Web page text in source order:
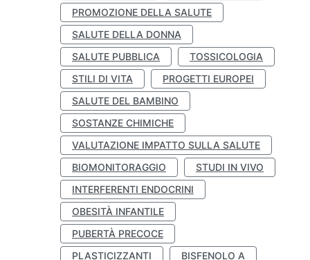
PROMOZIONE DELLA SALUTE
SALUTE DELLA DONNA
SALUTE PUBBLICA
TOSSICOLOGIA
STILI DI VITA
PROGETTI EUROPEI
SALUTE DEL BAMBINO
SOSTANZE CHIMICHE
VALUTAZIONE IMPATTO SULLA SALUTE
BIOMONITORAGGIO
STUDI IN VIVO
INTERFERENTI ENDOCRINI
OBESITÀ INFANTILE
PUBERTÀ PRECOCE
PLASTICIZZANTI
BISFENOLO A